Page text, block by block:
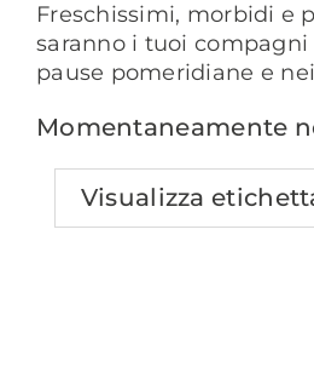
Freschissimi, morbidi e
saranno i tuoi
pause pomeridiane e
Momentaneamente
Visualizza